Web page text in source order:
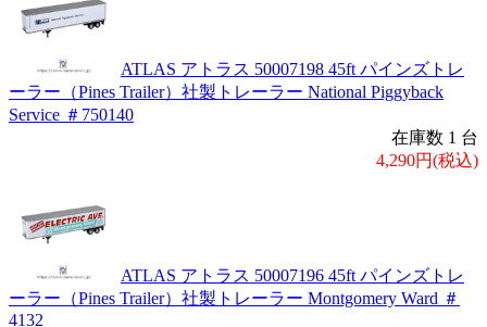
ATLAS アトラス 50007198 45ft パインズトレ
ーラー（Pines Trailer）社製トレーラー National Piggyback
Service ＃750140
在庫数 1 台
4,290円(税込)
ATLAS アトラス 50007196 45ft パインズトレ
ーラー（Pines Trailer）社製トレーラー Montgomery Ward ＃
4132